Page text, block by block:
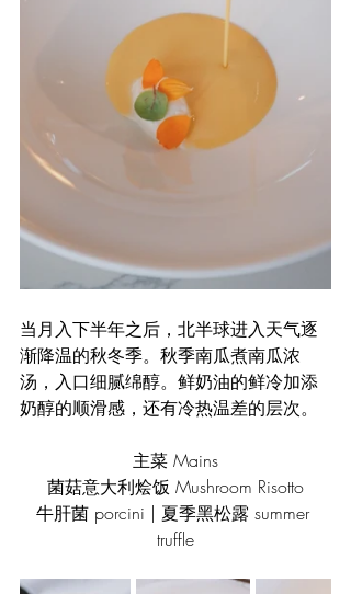
当月入下半年之后，北半球进入天气逐
渐降温的秋冬季。秋季南瓜煮南瓜浓
汤，入口细腻绵醇。鲜奶油的鲜冷加添
奶醇的顺滑感，还有冷热温差的层次。
主菜 Mains
菌菇意大利烩饭 Mushroom Risotto
牛肝菌 porcini | 夏季黑松露 summer
truffle